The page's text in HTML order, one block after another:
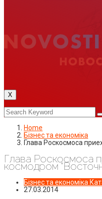
X
Home
Бізнес та економіка
Глава Роскосмоса
Глава Роскосмоса
космодром
Бізнес та економіка
27.03.2014